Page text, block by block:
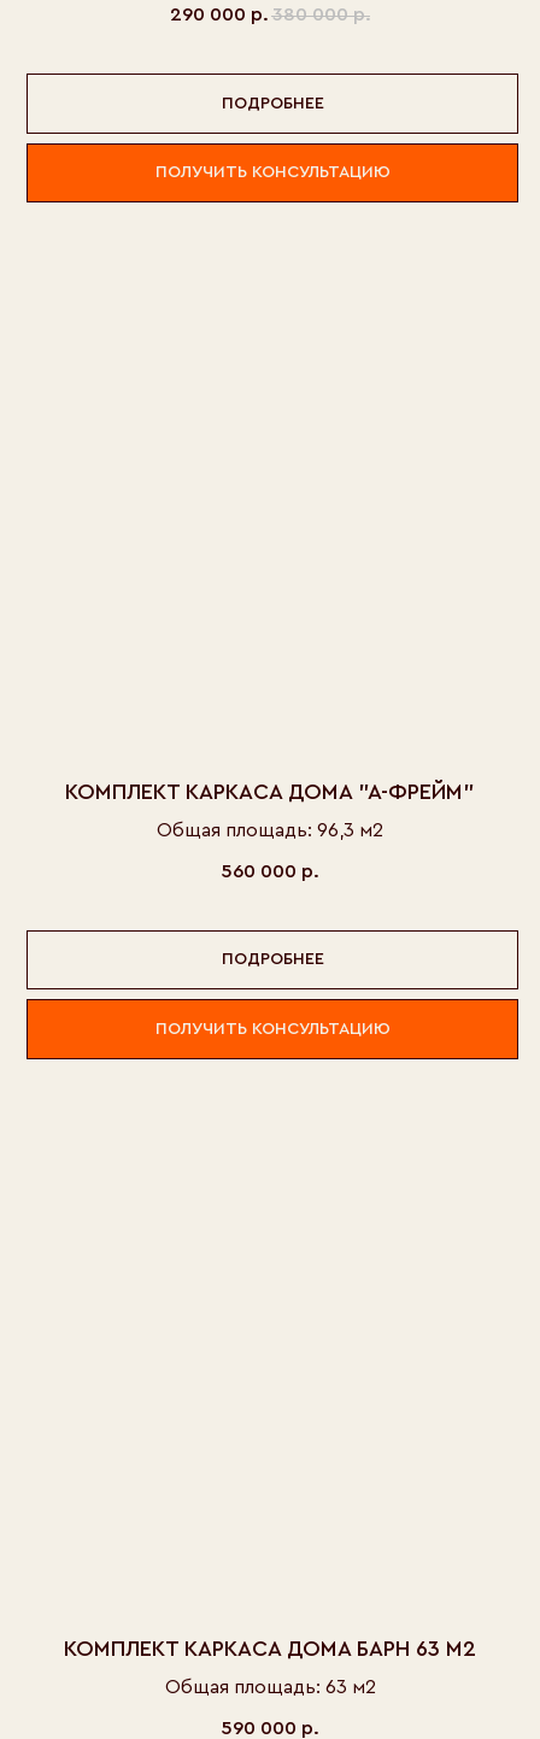
290 000 р. 380 000 р.
ПОДРОБНЕЕ
ПОЛУЧИТЬ КОНСУЛЬТАЦИЮ
КОМПЛЕКТ КАРКАСА ДОМА "А-ФРЕЙМ"
Общая площадь: 96,3 м2
560 000 р.
ПОДРОБНЕЕ
ПОЛУЧИТЬ КОНСУЛЬТАЦИЮ
КОМПЛЕКТ КАРКАСА ДОМА БАРН 63 М2
Общая площадь: 63 м2
590 000 р.